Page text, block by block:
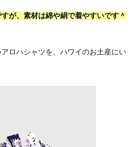
が、素材は綿や絹で着やすいです＾
ロハシャツを、ハワイのお土産にい